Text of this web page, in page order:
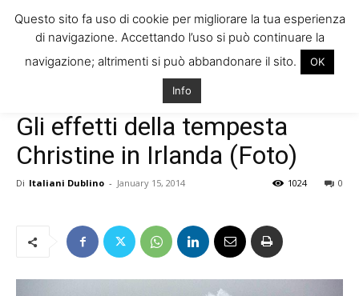
Gli effetti della tempesta
Christine in Irlanda (Foto)
Di Italiani Dublino - January 15, 2014 0
1024
Questo sito fa uso di cookie per migliorare la tua esperienza
di navigazione. Accettando l’uso si può continuare la
navigazione; altrimenti si può abbandonare il sito.
OK
Info